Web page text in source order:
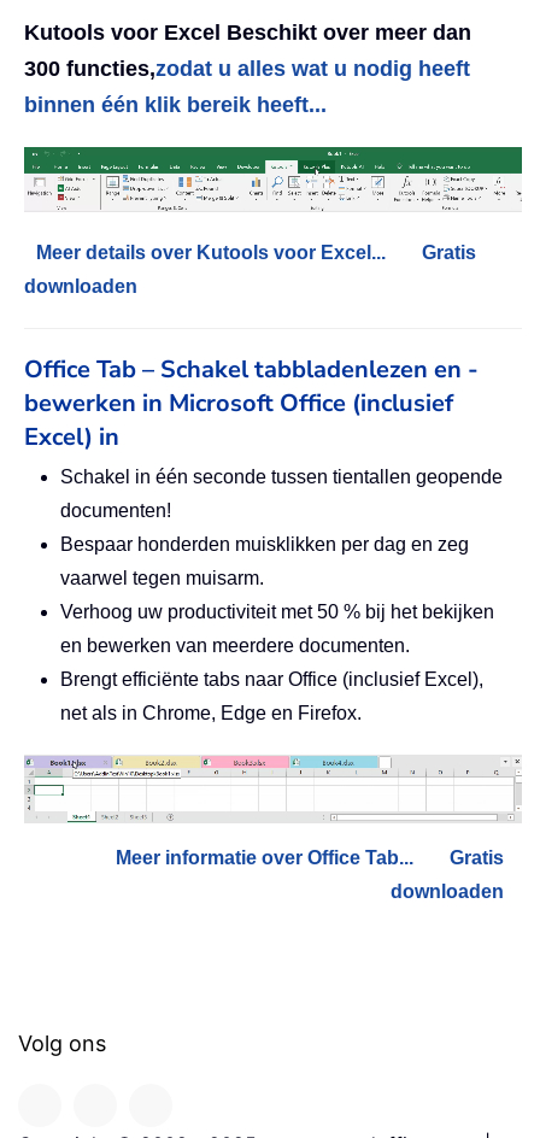
Kutools voor Excel Beschikt over meer dan
300 functies,zodat u alles wat u nodig heeft
binnen één klik bereik heeft...
Meer details over Kutools voor Excel...
Gratis
downloaden
Office Tab – Schakel tabbladenlezen en -
bewerken in Microsoft Office (inclusief
Excel) in
Schakel in één seconde tussen tientallen geopende
documenten!
Bespaar honderden muisklikken per dag en zeg
vaarwel tegen muisarm.
Verhoog uw productiviteit met 50 % bij het bekijken
en bewerken van meerdere documenten.
Brengt efficiënte tabs naar Office (inclusief Excel),
net als in Chrome, Edge en Firefox.
Meer informatie over Office Tab...
Gratis
downloaden
Volg ons